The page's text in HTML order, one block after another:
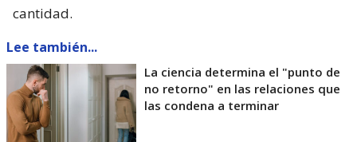
cantidad.
Lee también...
La ciencia determina el "punto de
no retorno" en las relaciones que
las condena a terminar